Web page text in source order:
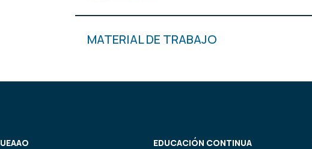
MATERIAL DE TRABAJO
EDUCACIÓN CONTINUA